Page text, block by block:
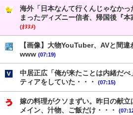
海外「日本なんて行くんじゃなか
まったディズニー信者、帰国後『
(ｵﾇﾇﾒ)
【画像】大物YouTuber、AVと間
www (07:19)
中居正広「俺が来たことは内緒だ
ティアをしていた・・・
(07:15)
嫁の料理がクソまずい。昨日の献
メイン、汁物、ご飯だけ・・・